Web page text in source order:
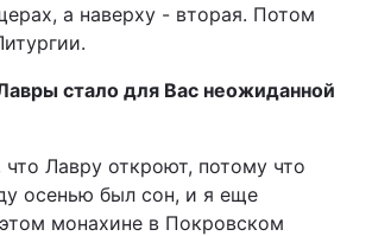
а наверху - вторая. Потом
стало для Вас неожиданной
Лавру откроют, потому что
осенью был сон, и я еще
монахине в Покровском